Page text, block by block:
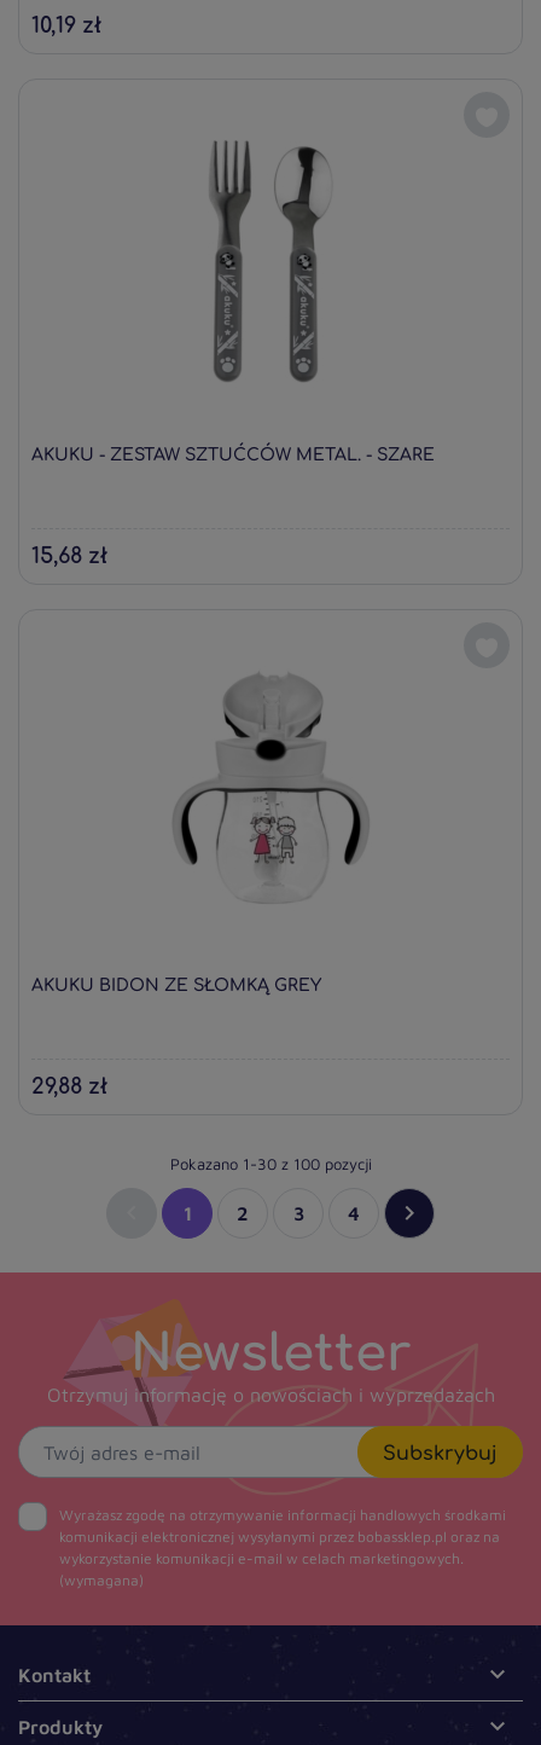
10,19 zł
AKUKU - ZESTAW SZTUĆCÓW METAL. - SZARE
15,68 zł
AKUKU BIDON ZE SŁOMKĄ GREY
29,88 zł
Pokazano 1-30 z 100 pozycji
1 2 3 4 
Newsletter
Otrzymuj informację o nowościach i wyprzedażach
Subskrybuj
Wyrażasz zgodę na otrzymywanie informacji handlowych środkami
komunikacji elektronicznej wysyłanymi przez bobassklep.pl oraz na
wykorzystanie komunikacji e-mail w celach marketingowych.
(wymagana)
Kontakt 
Produkty 